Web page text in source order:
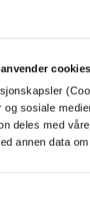
cookies
og sosiale
deles med
annen data
en oversikt
bokmarked.